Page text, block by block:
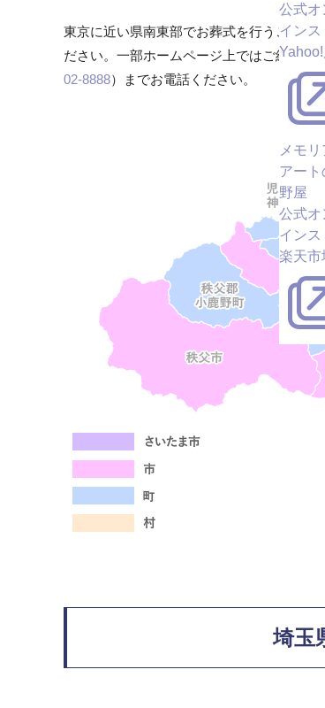
公式オ
インス
メモ
アート
野屋
公式オ
インス
楽天市
東京に近い県南東部でお葬式を行うことが
ださい。一部ホームページ上ではご紹介し
02-8888）までお電話ください。
埼玉